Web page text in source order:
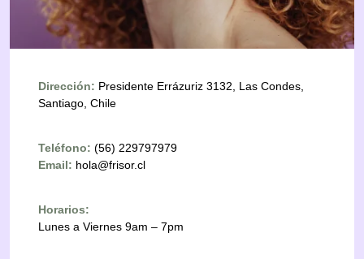
Horarios:
Lunes a Viernes 9am – 7pm
Teléfono:(56) 229797979
Email: hola@frisor.cl
Dirección: Presidente Errázuriz 3132, Las Condes,
Santiago, Chile